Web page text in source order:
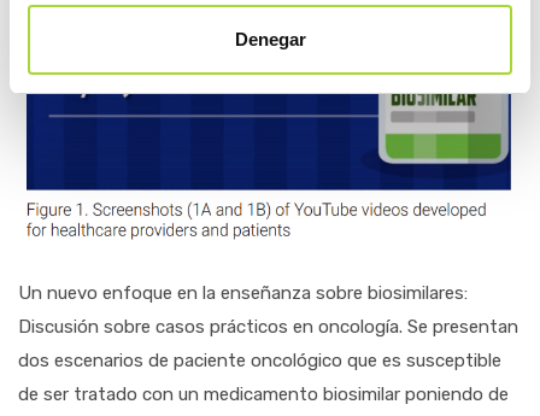
Denegar
Un nuevo enfoque en la enseñanza sobre biosimilares:
Discusión sobre casos prácticos en oncología. Se presentan
dos escenarios de paciente oncológico que es susceptible
de ser tratado con un medicamento biosimilar poniendo de